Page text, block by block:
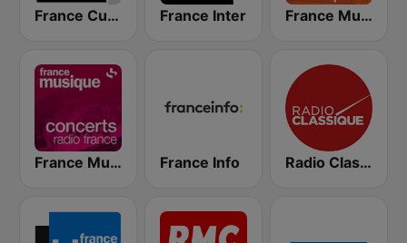
France Culture France Inter France Musique Classique Plus
France Musique Concerts de Radio France France Info Radio Classique